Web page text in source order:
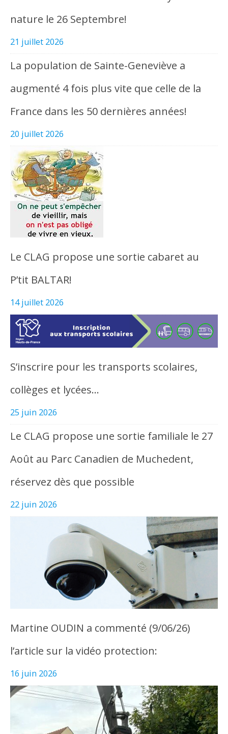
nature le 26 Septembre!
21 juillet 2026
La population de Sainte-Geneviève a
augmenté 4 fois plus vite que celle de la
France dans les 50 dernières années!
20 juillet 2026
Le CLAG propose une sortie cabaret au
P’tit BALTAR!
14 juillet 2026
S’inscrire pour les transports scolaires,
collèges et lycées…
25 juin 2026
Le CLAG propose une sortie familiale le 27
Août au Parc Canadien de Muchedent,
réservez dès que possible
22 juin 2026
Martine OUDIN a commenté (9/06/26)
l’article sur la vidéo protection:
16 juin 2026